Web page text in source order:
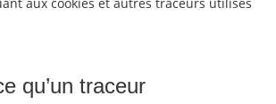
qu’un traceur